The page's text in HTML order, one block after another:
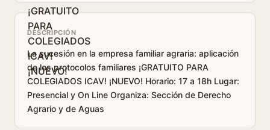
DESCRIPCIÓN
La sucesión en la empresa familiar agraria: aplicación
de los protocolos familiares ¡GRATUITO PARA
COLEGIADOS ICAV! ¡NUEVO! Horario: 17 a 18h Lugar:
Presencial y On Line Organiza: Sección de Derecho
Agrario y de Aguas